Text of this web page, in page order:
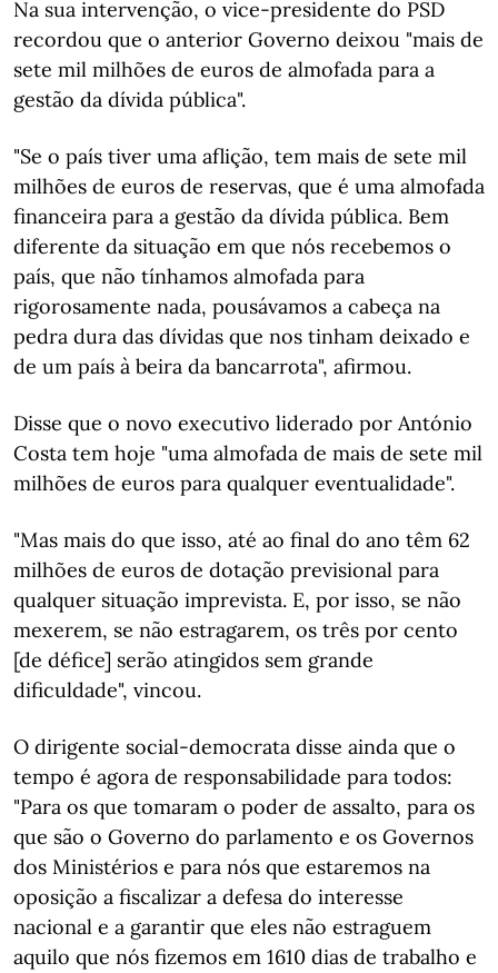
Na sua intervenção, o vice-presidente do PSD
recordou que o anterior Governo deixou "mais de
sete mil milhões de euros de almofada para a
gestão da dívida pública".
"Se o país tiver uma aflição, tem mais de sete mil
milhões de euros de reservas, que é uma almofada
financeira para a gestão da dívida pública. Bem
diferente da situação em que nós recebemos o
país, que não tínhamos almofada para
rigorosamente nada, pousávamos a cabeça na
pedra dura das dívidas que nos tinham deixado e
de um país à beira da bancarrota", afirmou.
Disse que o novo executivo liderado por António
Costa tem hoje "uma almofada de mais de sete mil
milhões de euros para qualquer eventualidade".
"Mas mais do que isso, até ao final do ano têm 62
milhões de euros de dotação previsional para
qualquer situação imprevista. E, por isso, se não
mexerem, se não estragarem, os três por cento
[de défice] serão atingidos sem grande
dificuldade", vincou.
O dirigente social-democrata disse ainda que o
tempo é agora de responsabilidade para todos:
"Para os que tomaram o poder de assalto, para os
que são o Governo do parlamento e os Governos
dos Ministérios e para nós que estaremos na
oposição a fiscalizar a defesa do interesse
nacional e a garantir que eles não estraguem
aquilo que nós fizemos em 1610 dias de trabalho e